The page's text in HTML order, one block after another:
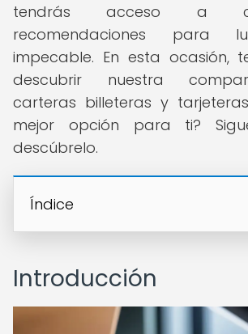
tendrás acceso a
recomendaciones para
impecable. En esta ocasión,
descubrir nuestra
carteras billeteras y
mejor opción para ti?
descúbrelo.
Índice
Introducción